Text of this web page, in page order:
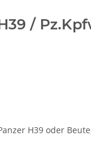
/
H39 oder